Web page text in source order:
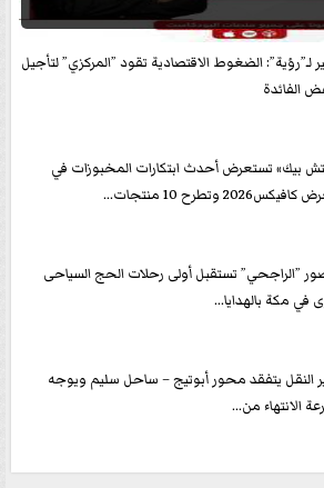
لـ”رؤية”: الضغوط الاقتصادية تقود ”المركزي” لتأجيل
الفائدة
بيك» تستعرض أحدث ابتكارات المخبوزات في
وتطرح 10 منتجات...
”الراجحي” تستقبل أولى رحلات الحج السياحى
في مكة بالهدايا...
النقل يتفقد محور أبوتيج – ساحل سليم ويوجه
الانتهاء من...